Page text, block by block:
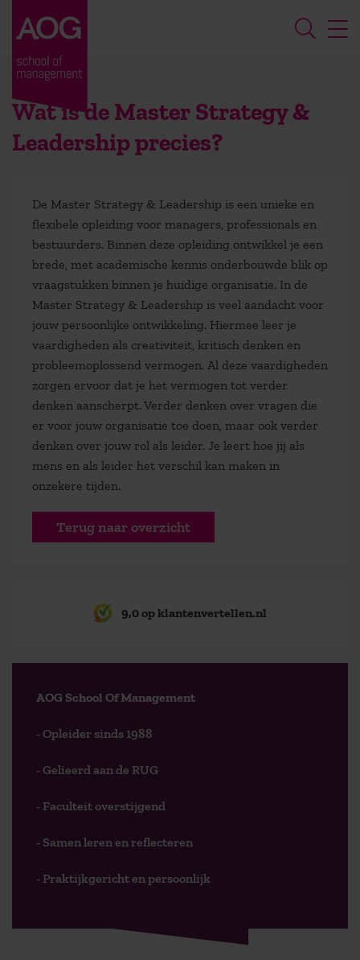
Wat is de Master Strategy &
Leadership precies?
De Master Strategy & Leadership is een unieke en
flexibele opleiding voor managers, professionals en
bestuurders. Binnen deze opleiding ontwikkel je een
brede, met academische kennis onderbouwde blik op
vraagstukken binnen je huidige organisatie. In de
Master Strategy & Leadership is veel aandacht voor
jouw persoonlijke ontwikkeling. Hiermee leer je
vaardigheden als creativiteit, kritisch denken en
probleemoplossend vermogen. Al deze vaardigheden
zorgen ervoor dat je het vermogen tot verder
denken aanscherpt. Verder denken over vragen die
er voor jouw organisatie toe doen, maar ook verder
denken over jouw rol als leider. Je leert hoe jij als
mens en als leider het verschil kan maken in
onzekere tijden.
Terug naar overzicht
9,0 op klantenvertellen.nl
AOG School Of Management
- Opleider sinds 1988
- Gelieerd aan de RUG
- Faculteit overstijgend
- Samen leren en reflecteren
- Praktijkgericht en persoonlijk